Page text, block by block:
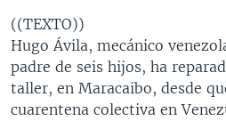
ENTRETENIMIENTO
((TEXTO))
Hugo Ávila, mecánico
padre de seis hijos, ha
taller, en Maracaibo, desde
cuarentena colectiva en